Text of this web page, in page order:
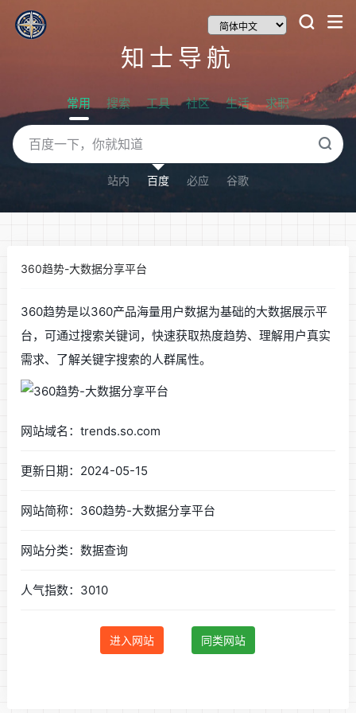
知士导航
常用 搜索 工具 社区 生活 求职
站内 百度 必应 谷歌
360趋势-大数据分享平台
360趋势是以360产品海量用户数据为基础的大数据展示平
台，可通过搜索关键词，快速获取热度趋势、理解用户真实
需求、了解关键字搜索的人群属性。
网站域名：trends.so.com
更新日期：2024-05-15
网站简称：360趋势-大数据分享平台
网站分类：数据查询
人气指数：3010
进入网站 同类网站